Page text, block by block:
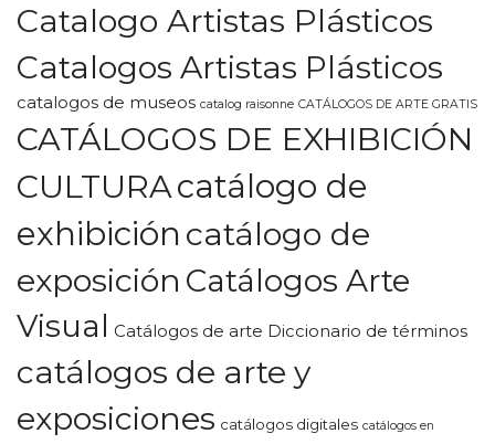
Catalogo Artistas Plásticos
Catalogos Artistas Plásticos
catalogos de museos catalog raisonne CATÁLOGOS DE ARTE GRATIS
CATÁLOGOS DE EXHIBICIÓN
CULTURAcatálogo de
exhibición catálogo de
exposición Catálogos Arte
Visual Catálogos de arte Diccionario de términos
catálogos de arte y
exposiciones catálogos digitales catálogos en